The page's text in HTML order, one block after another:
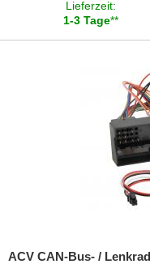
Lieferzeit:
1-3 Tage**
ACV CAN-Bus- /